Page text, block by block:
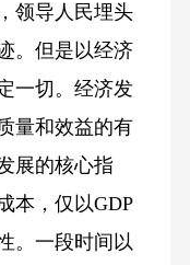
领导人民埋头
。但是以经济
一切。经济发
量和效益的有
展的核心指
本，仅以GDP
。一段时间以